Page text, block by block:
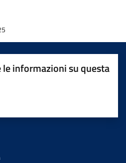
informazioni su questa
su 5
su 5
5